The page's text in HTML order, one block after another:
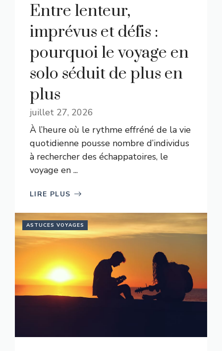
Entre lenteur,
imprévus et défis :
pourquoi le voyage en
solo séduit de plus en
plus
juillet 27, 2026
À l’heure où le rythme effréné de la vie
quotidienne pousse nombre d’individus
à rechercher des échappatoires, le
voyage en ...
LIRE PLUS
ASTUCES VOYAGES